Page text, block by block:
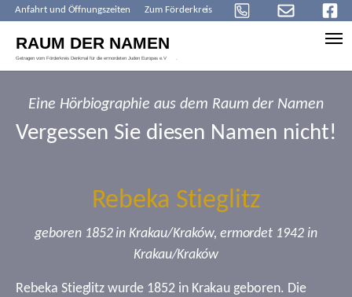
Anfahrt und Öffnungszeiten Zum Förderkreis
Eine Hörbiographie aus dem Raum der Namen
Vergessen Sie diesen Namen nicht!
Rebeka Stieglitz
geboren 1852 in Krakau/Kraków, ermordet 1942 in
Krakau/Kraków
Rebeka Stieglitz wurde 1852 in Krakau geboren. Die